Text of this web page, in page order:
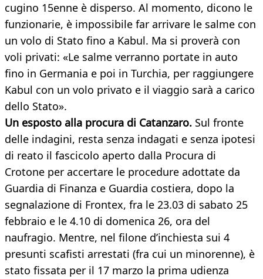
cugino 15enne è disperso. Al momento, dicono le
funzionarie, è impossibile far arrivare le salme con
un volo di Stato fino a Kabul. Ma si proverà con
voli privati: «Le salme verranno portate in auto
fino in Germania e poi in Turchia, per raggiungere
Kabul con un volo privato e il viaggio sarà a carico
dello Stato».
Un esposto alla procura di Catanzaro. Sul fronte
delle indagini, resta senza indagati e senza ipotesi
di reato il fascicolo aperto dalla Procura di
Crotone per accertare le procedure adottate da
Guardia di Finanza e Guardia costiera, dopo la
segnalazione di Frontex, fra le 23.03 di sabato 25
febbraio e le 4.10 di domenica 26, ora del
naufragio. Mentre, nel filone d’inchiesta sui 4
presunti scafisti arrestati (fra cui un minorenne), è
stato fissata per il 17 marzo la prima udienza